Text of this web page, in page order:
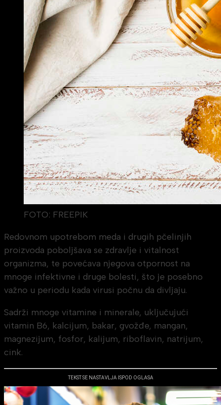
FOTO: FREEPIK
Redovnom upotrebom meda i drugih pčelinjih
proizvoda poboljšava se zdravlje i vitalnost
organizma, te povećava njegova otpornost na
mnoge infektivne i druge bolesti, što je posebno
važno u periodu kada virusi počnu da divljaju.
Sadrži mnoge vitamine i minerale, uključujući
vitamin B6, kalcijum, bakar, gvožđe, mangan,
magnezijum, fosfor, kalijum, riboflavin, natrijum,
cink.
TEKST SE NASTAVLJA ISPOD OGLASA